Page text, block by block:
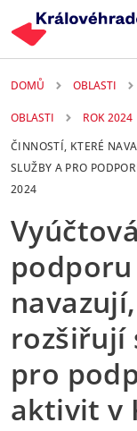
DOMŮ OBLASTI
OBLASTI ROK 2024
ČINNOSTÍ, KTERÉ
SLUŽBY A PRO
2024
rozšiřují
pro
aktivit v
27. 11. 2024